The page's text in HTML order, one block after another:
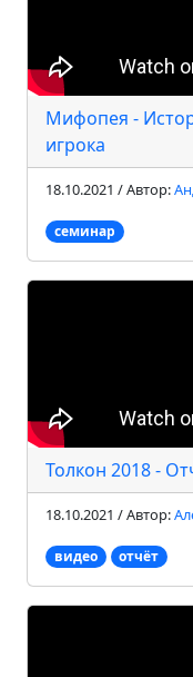
Мифопея -
игрока
18.10.2021 / Автор:
семинар
Толкон 2018 -
18.10.2021 / Автор:
видео отчёт